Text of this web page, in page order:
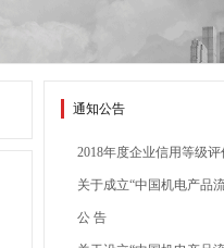
通知公告
2018年度企业信用等级
关于成立“中国机电产品
分会”的通知
公 告